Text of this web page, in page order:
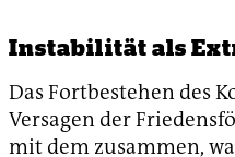
Instabilität als
Das Fortbestehen des
Versagen der
mit dem zusammen,